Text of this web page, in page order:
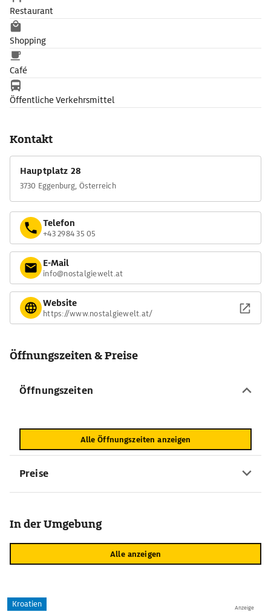
einen engen Slow Fox aufs Parkett legen.
Restaurant
Shopping
Café
Öffentliche Verkehrsmittel
Kontakt
Hauptplatz 28
3730 Eggenburg, Österreich
Telefon
+43 2984 35 05
E-Mail
info@nostalgiewelt.at
Website
https://www.nostalgiewelt.at/
Öffnungszeiten & Preise
Öffnungszeiten
Alle Öffnungszeiten anzeigen
Preise
In der Umgebung
Alle anzeigen
Anzeige
Kroatien